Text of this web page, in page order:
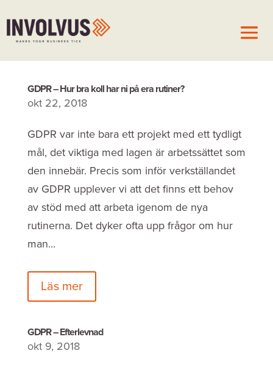
GDPR – Hur bra koll har ni på era rutiner?
okt 22, 2018
GDPR var inte bara ett projekt med ett tydligt
mål, det viktiga med lagen är arbetssättet som
den innebär. Precis som inför verkställandet
av GDPR upplever vi att det finns ett behov
av stöd med att arbeta igenom de nya
rutinerna. Det dyker ofta upp frågor om hur
man...
Läs mer
GDPR – Efterlevnad
okt 9, 2018